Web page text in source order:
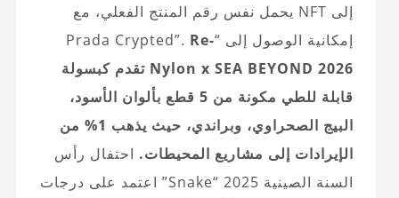
إلى NFT يحمل نفس رقم المنتج الفعلي، مع
إمكانية الوصول إلى “Prada Crypted”.Re-
Nylon x SEA BEYOND 2026 تقدم كبسولة
قابلة للطي مكونة من 5 قطع بألوان الأسود،
البيج الصحراوي، وبراندي، حيث يذهب 1% من
الإيرادات إلى مشاريع المحيطات. احتفال رأس
السنة الصينية 2025 “Snake” اعتمد على درجات